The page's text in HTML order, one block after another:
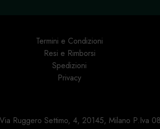
Termini e Condizioni
Resi e Rimborsi
Spedizioni
Privacy
Ruggero Settimo, 4, 20145, Milano P.Iva